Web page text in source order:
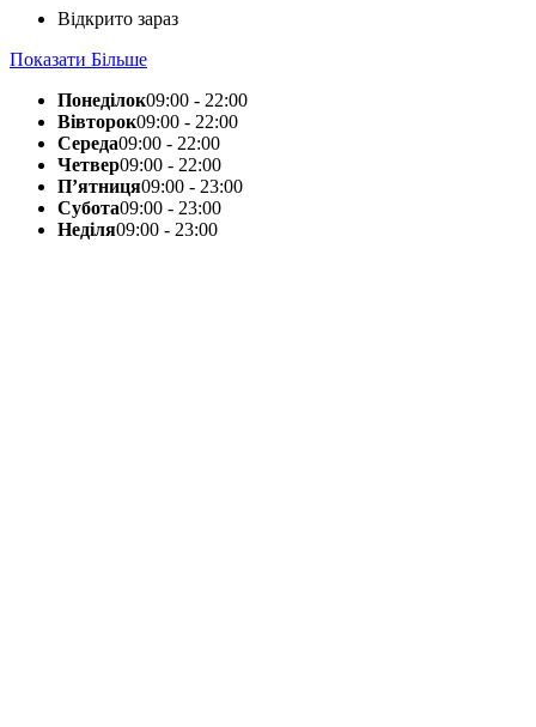
Відкрито зараз
Показати Більше
Понеділок09:00 - 22:00
Вівторок09:00 - 22:00
Середа09:00 - 22:00
Четвер09:00 - 22:00
П’ятниця09:00 - 23:00
Субота09:00 - 23:00
Неділя09:00 - 23:00